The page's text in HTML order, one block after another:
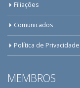
Filiações
Comunicados
Política de Privacidade
MEMBROS